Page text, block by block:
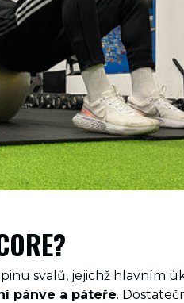
svalů, jejichž hlavním
pánve a páteře.